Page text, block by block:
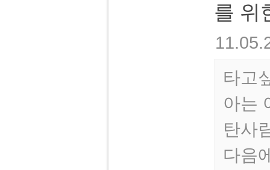
를 위
타고
아는
탄사
다음